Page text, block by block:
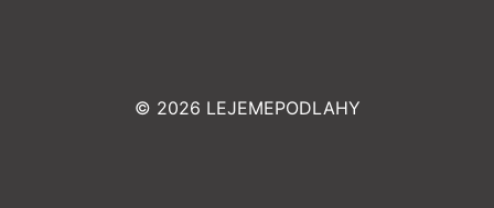
© 2026 LEJEMEPODLAHY